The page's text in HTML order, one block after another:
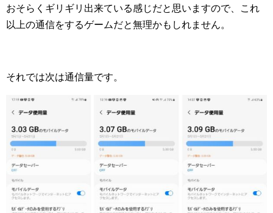
おそらくギリギリ出来ている感じだと思いますので、これ
以上の通信をするゲームだと無理かもしれません。
それでは次は通信量です。